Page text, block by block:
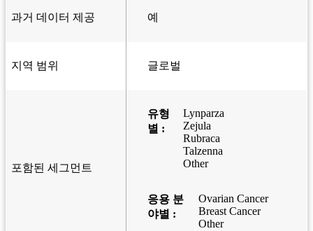
과거 데이터 제공 예
지역 범위 글로벌
포함된 세그먼트
유형
별 :
Lynparza
Zejula
Rubraca
Talzenna
Other
응용 분
야별 :
Ovarian Cancer
Breast Cancer
Other